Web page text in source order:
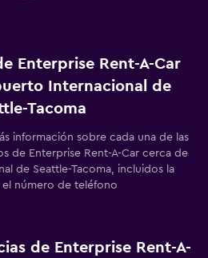
Enterprise Rent-A-Car
Internacional de
Tacoma
información sobre cada una de las
de Enterprise Rent-A-Car cerca de
de Seattle-Tacoma, incluidos la
número de teléfono
de Enterprise Rent-A-